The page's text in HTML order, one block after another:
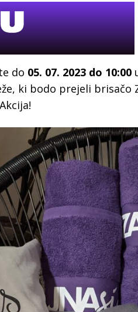
do 05. 07. 2023 do 10:00
ki bodo prejeli brisačo